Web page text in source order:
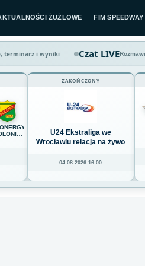
ŻUŻLOWE FIM SPEEDWAY
terminarz i wyniki Czat LIVE
ZAKOŃCZONY
U24 Ekstraliga we
Wrocławiu relacja na żywo
04.08.2026 16:00